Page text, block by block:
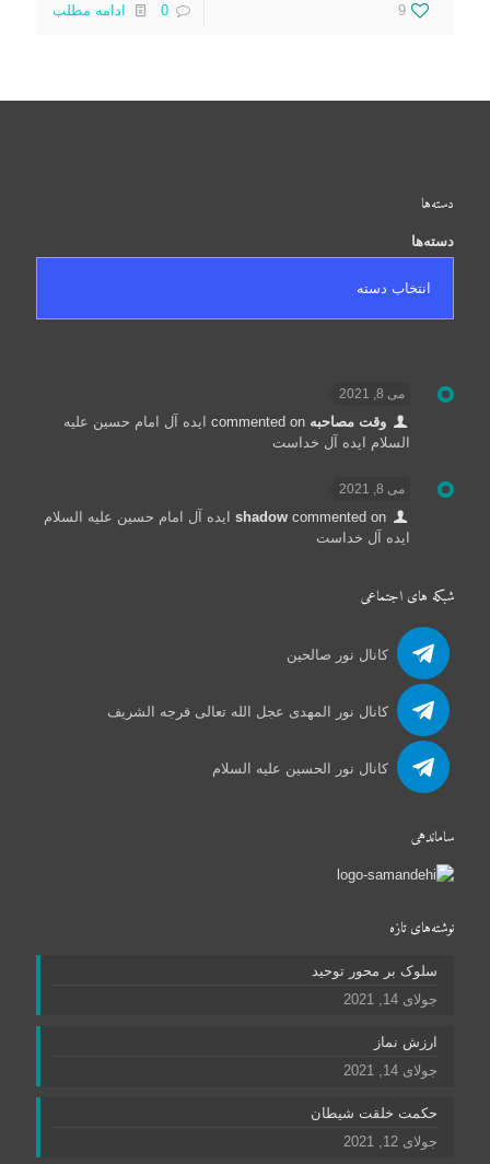
9
0 ادامه مطلب
دسته‌ها
دسته‌ها
می 8, 2021
وقت مصاحبه commented on
ایده آل امام حسین علیه
السلام ایده آل خداست
می 8, 2021
shadowcommented on
ایده آل امام حسین علیه السلام
ایده آل خداست
شبکه های اجتماعی
کانال نور صالحین
کانال نور المهدی عجل الله تعالی فرجه الشریف
کانال نور الحسین علیه السلام
ساماندهی
نوشته‌های تازه
سلوک بر محور توحید
جولای 14, 2021
ارزش نماز
جولای 14, 2021
حکمت خلقت شیطان
جولای 12, 2021